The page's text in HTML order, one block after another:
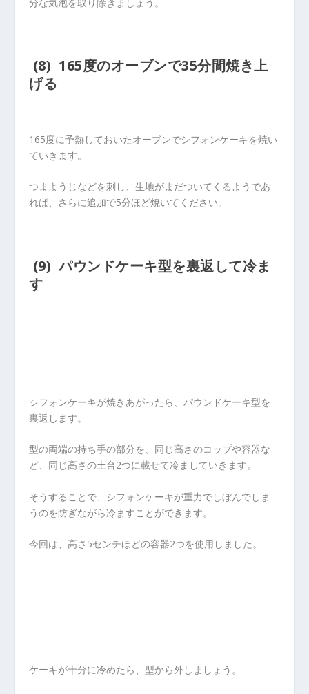
(8) 165度のオーブンで35分間焼き上
げる
165度に予熱しておいたオーブンでシフォンケーキを焼い
ていきます。
つまようじなどを刺し、生地がまだついてくるようであ
れば、さらに追加で5分ほど焼いてください。
(9) パウンドケーキ型を裏返して冷ま
す
シフォンケーキが焼きあがったら、パウンドケーキ型を
裏返します。
型の両端の持ち手の部分を、同じ高さのコップや容器な
ど、同じ高さの土台2つに載せて冷ましていきます。
そうすることで、シフォンケーキが重力でしぼんでしま
うのを防ぎながら冷ますことができます。
今回は、高さ5センチほどの容器2つを使用しました。
ケーキが十分に冷めたら、型から外しましょう。